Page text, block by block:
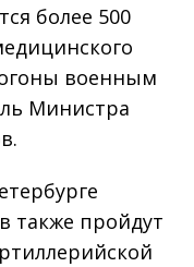
более 500
военным
Министра
также пройдут